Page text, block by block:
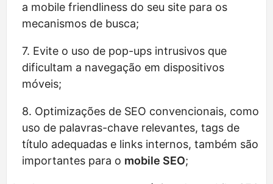
a mobile friendliness do seu site para os
mecanismos de busca;
Evite o uso de pop-ups intrusivos que
dificultam a navegação em dispositivos
móveis;
Optimizações de SEO convencionais, como
uso de palavras-chave relevantes, tags de
título adequadas e links internos, também são
importantes para o mobile SEO;